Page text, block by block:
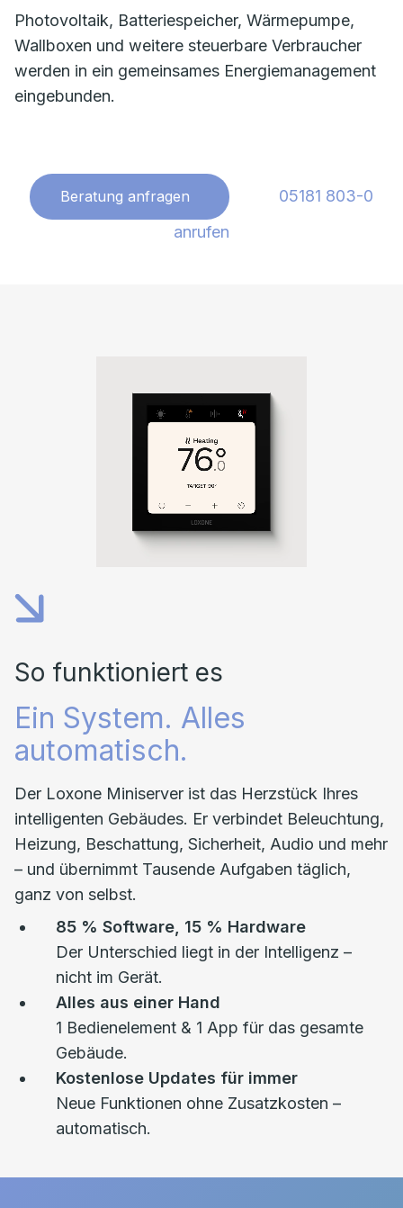
Photovoltaik, Batteriespeicher, Wärmepumpe,
Wallboxen und weitere steuerbare Verbraucher
werden in ein gemeinsames Energiemanagement
eingebunden.
Beratung anfragen
05181 803-0
anrufen
So funktioniert es
Ein System. Alles
automatisch.
Der Loxone Miniserver ist das Herzstück Ihres
intelligenten Gebäudes. Er verbindet Beleuchtung,
Heizung, Beschattung, Sicherheit, Audio und mehr
– und übernimmt Tausende Aufgaben täglich,
ganz von selbst.
85 % Software, 15 % Hardware
Der Unterschied liegt in der Intelligenz –
nicht im Gerät.
Alles aus einer Hand
1 Bedienelement & 1 App für das gesamte
Gebäude.
Kostenlose Updates für immer
Neue Funktionen ohne Zusatzkosten –
automatisch.